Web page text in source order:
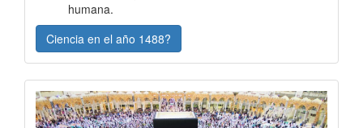
humana.
Ciencia en el año 1488?